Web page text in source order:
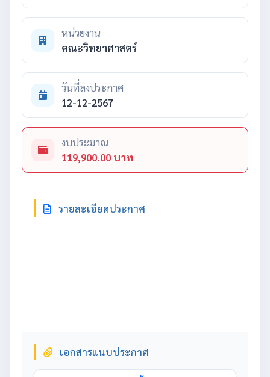
หน่วยงาน
คณะวิทยาศาสตร์
วันที่ลงประกาศ
12-12-2567
งบประมาณ
119,900.00 บาท
รายละเอียดประกาศ
เอกสารแนบประกาศ